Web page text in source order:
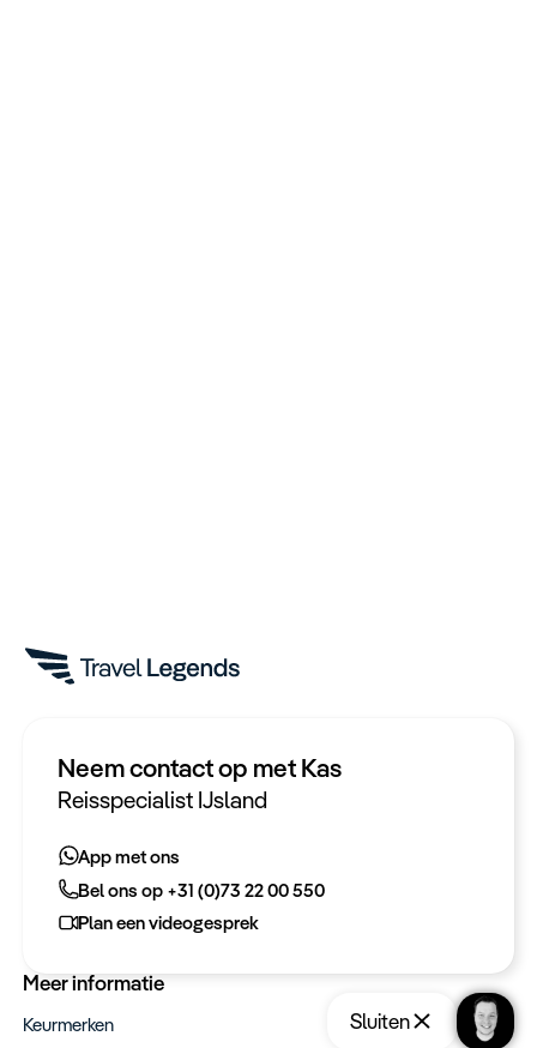
Sluiten
Neem contact op met Kas
Reisspecialist IJsland
App met ons
Bel ons op +31 (0)73 22 00 550
Plan een videogesprek
Heeft u een vraag?
Bel ons op +31 (0)73 22 00 550
Plan een videogesprek
Meer informatie
Keurmerken